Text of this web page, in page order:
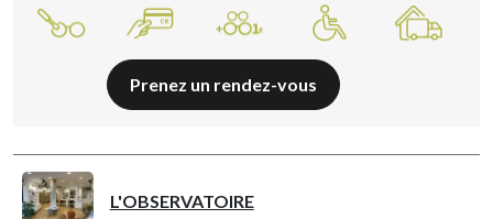
Prenez un rendez-vous
L'OBSERVATOIRE